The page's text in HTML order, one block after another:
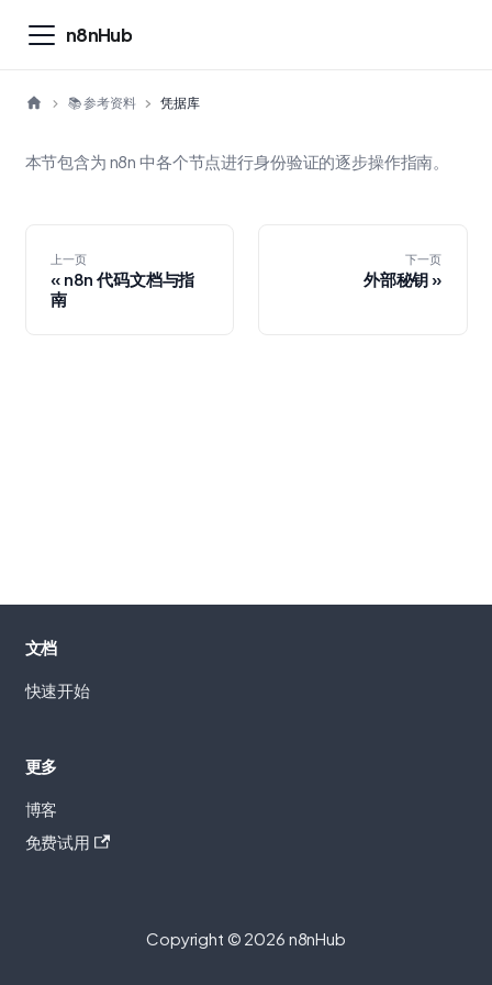
n8nHub
📚 参考资料 凭据库
本节包含为 n8n 中各个节点进行身份验证的逐步操作指南。
上一页
n8n 代码文档与指
南
下一页
外部秘钥
文档
快速开始
更多
博客
免费试用
Copyright © 2026 n8nHub